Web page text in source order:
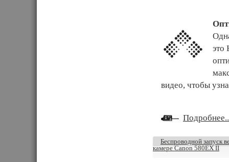
это
видео, чтобы
Беспроводной запуск
камере Canon 580EX II